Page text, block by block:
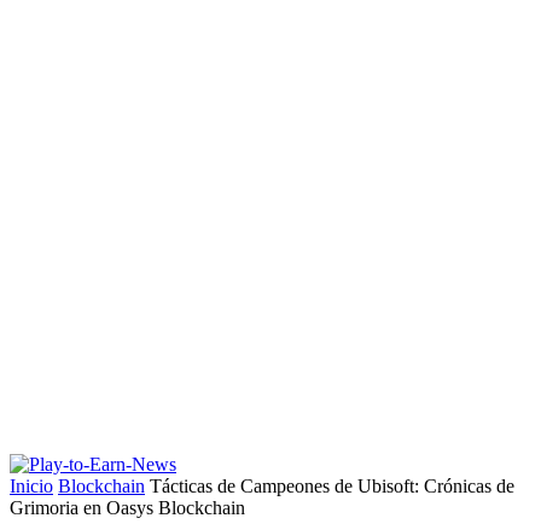
Inicio Blockchain Tácticas de Campeones de Ubisoft: Crónicas de
Grimoria en Oasys Blockchain